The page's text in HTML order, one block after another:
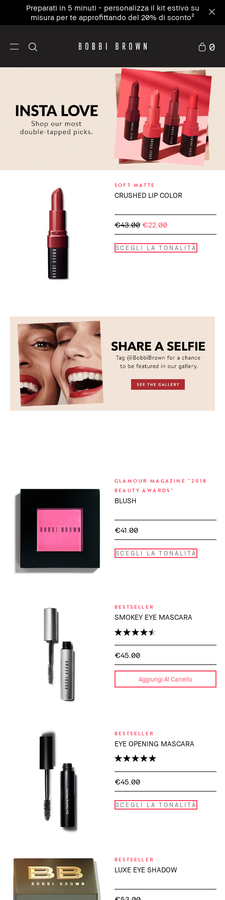
Preparati in 5 minuti - personalizza il kit estivo su
misura per te approfittando del 20% di sconto²
0
SOFT MATTE
CRUSHED LIP COLOR
€43.00 €22.00
SCEGLI LA TONALITÀ
GLAMOUR MAGAZINE "2018
BEAUTY AWARDS"
BLUSH
€41.00
SCEGLI LA TONALITÀ
BESTSELLER
SMOKEY EYE MASCARA
€45.00
Aggiungi Al Carrello
BESTSELLER
EYE OPENING MASCARA
€45.00
SCEGLI LA TONALITÀ
BESTSELLER
LUXE EYE SHADOW